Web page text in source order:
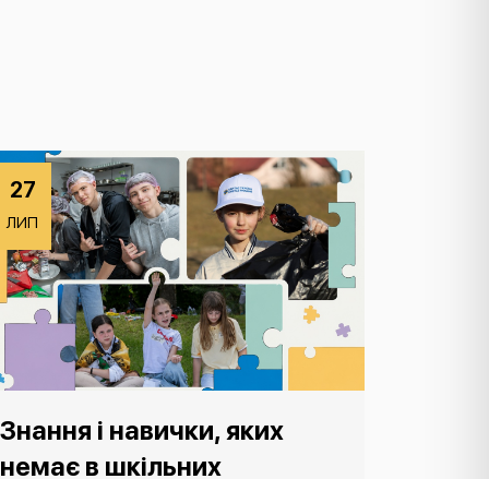
27
ЛИП
Знання і навички, яких
немає в шкільних